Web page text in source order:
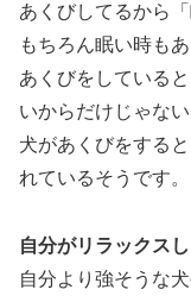
あくびしてるから
もちろん眠い時も
あくびをしている
いからだけじゃない
犬があくびをする
れているそうです。
自分がリラックス
自分より強そうな